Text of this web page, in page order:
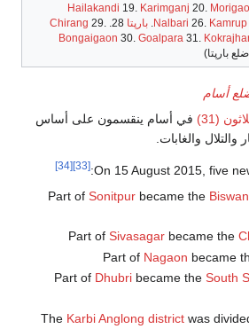
Hailakandi 19.Karimganj 20.
Nalbari 26. بارپتا 28.
Chirang
29.
Bongaigaon30.Goalpara 31.
في أسام ينقسمون على أساس
والغابات.
On 15 August 2015,
Part ofSonitpurbecame the
Part ofSivasagarbecame
Part ofNagaon
Part ofDhubribecame the
TheKarbi Anglong districtwas